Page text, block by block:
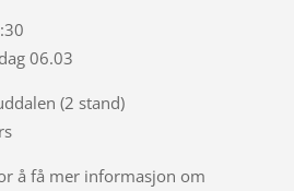
GS kl. 18:30
i Groruddalen (2 stand)
å få mer informasjon om